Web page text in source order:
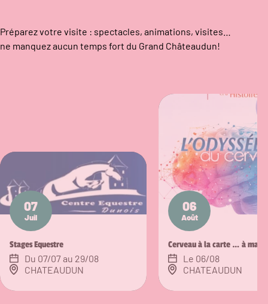
Préparez votre visite : spectacles, animations, visites…
ne manquez aucun temps fort du Grand Châteaudun!
07
Juil
Stages Equestre
Du 07/07 au 29/08
CHATEAUDUN
06
Août
Cerveau à la carte … à ma
Le 06/08
CHATEAUDUN